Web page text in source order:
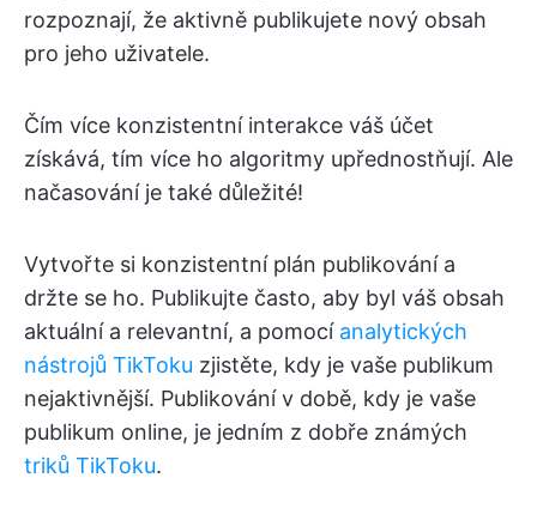
rozpoznají, že aktivně publikujete nový obsah
pro jeho uživatele.
Čím více konzistentní interakce váš účet
získává, tím více ho algoritmy upřednostňují. Ale
načasování je také důležité!
Vytvořte si konzistentní plán publikování a
držte se ho. Publikujte často, aby byl váš obsah
aktuální a relevantní, a pomocí analytických
nástrojů TikToku zjistěte, kdy je vaše publikum
nejaktivnější. Publikování v době, kdy je vaše
publikum online, je jedním z dobře známých
triků TikToku.